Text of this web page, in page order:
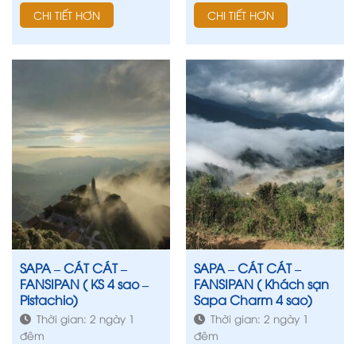
CHI TIẾT HƠN CHI TIẾT HƠN
SAPA – CÁT CÁT –
FANSIPAN ( KS 4 sao –
Pistachio)
Thời gian: 2 ngày 1
đêm
SAPA – CÁT CÁT –
FANSIPAN ( Khách sạn
Sapa Charm 4 sao)
Thời gian: 2 ngày 1
đêm